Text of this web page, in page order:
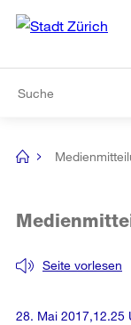
Navigation
[no
Seite vorlesen
28. Mai 2017,12.25